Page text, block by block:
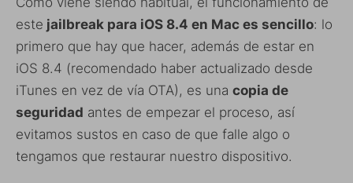
este jailbreak para iOS 8.4 en Mac es sencillo: lo
primero que hay que hacer, además de estar en
iOS 8.4 (recomendado haber actualizado desde
iTunes en vez de vía OTA), es una copia de
seguridad antes de empezar el proceso, así
evitamos sustos en caso de que falle algo o
tengamos que restaurar nuestro dispositivo.